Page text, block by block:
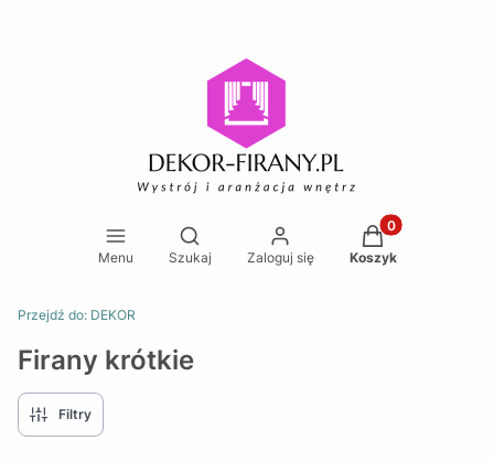
Menu
Otwórz wyszukiwarkę
Szukaj Zaloguj się
Produkty w
Koszyk
Przejdź do: DEKOR
Firany krótkie
Filtry